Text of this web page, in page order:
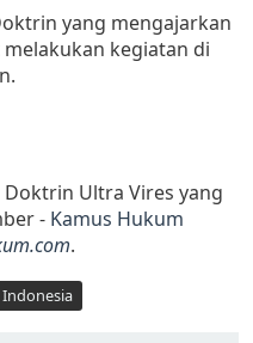
yang mengajarkan
kegiatan di
Ultra Vires yang
- Kamus Hukum
.